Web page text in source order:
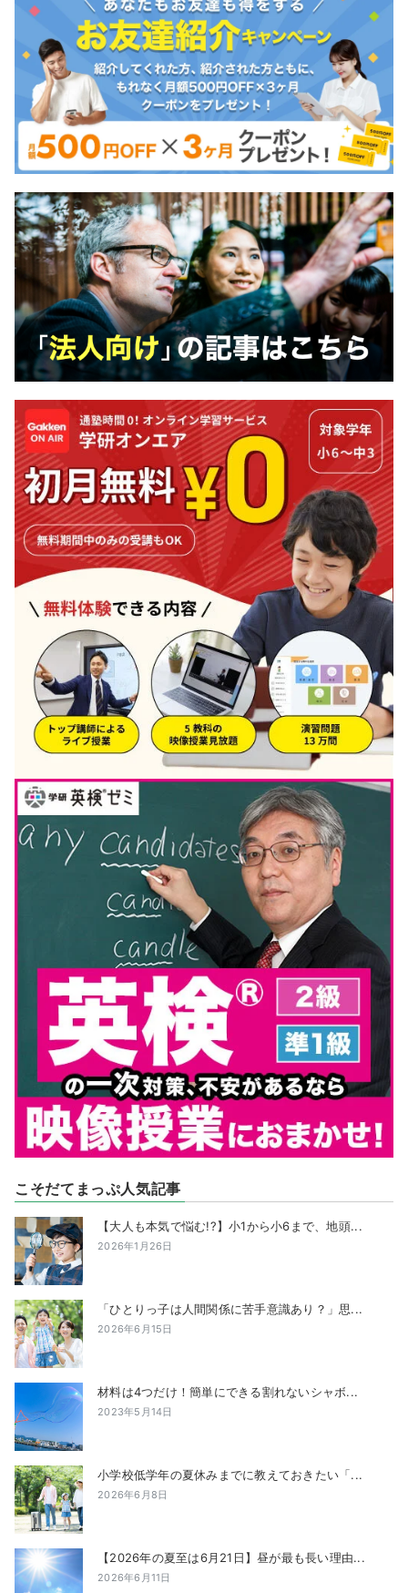
こそだてまっぷ人気記事
【大人も本気で悩む!?】小1から小6まで、地頭...
2026年1月26日
「ひとりっ子は人間関係に苦手意識あり？」思...
2026年6月15日
材料は4つだけ！簡単にできる割れないシャボ...
2023年5月14日
小学校低学年の夏休みまでに教えておきたい「...
2026年6月8日
【2026年の夏至は6月21日】昼が最も長い理由...
2026年6月11日